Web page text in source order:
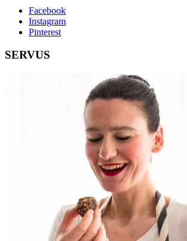
Facebook
Instagram
Pinterest
SERVUS